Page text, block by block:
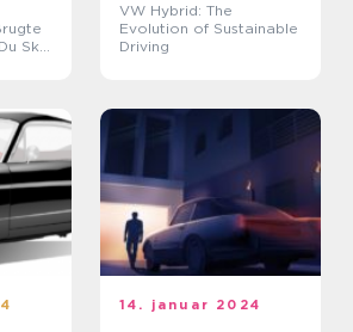
Skal
VW Hybrid: The
Evolution of Sustainable
Driving
14. januar 2024